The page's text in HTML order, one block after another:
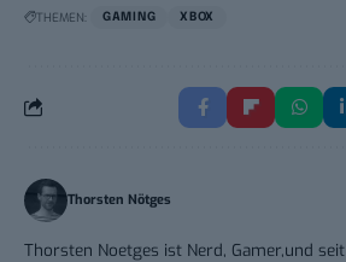
THEMEN: GAMING XBOX
Thorsten Nötges
Thorsten Noetges ist Nerd, Gamer,und